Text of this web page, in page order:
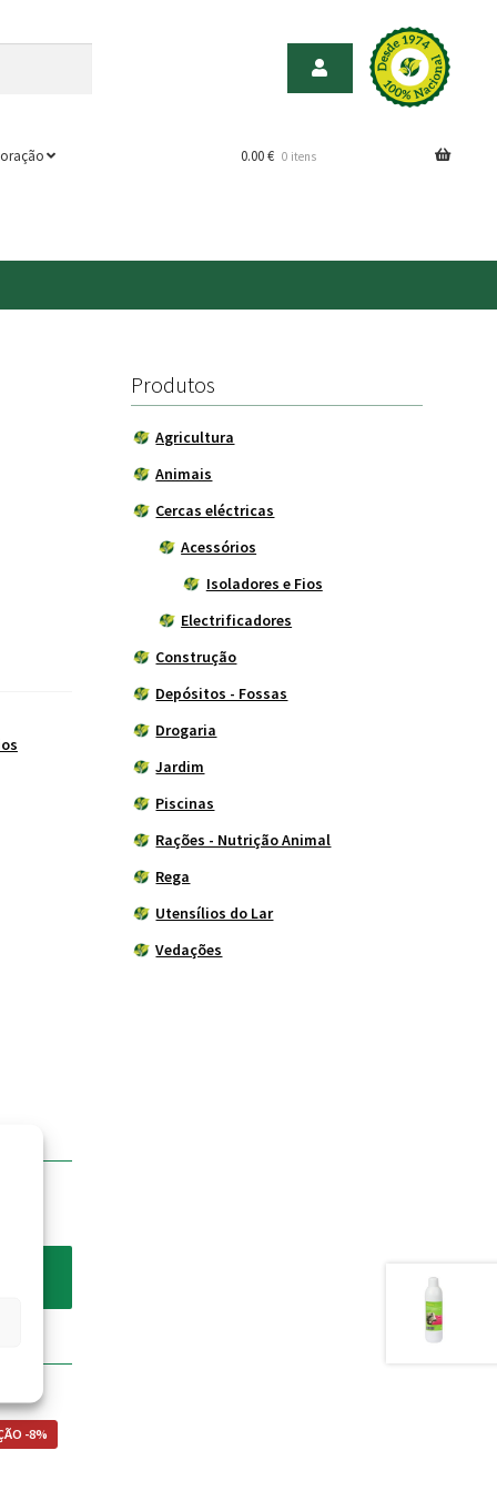
0.00€ 0 itens
-8%
Produtos
Agricultura
Animais
Cercas eléctricas
Acessórios
Isoladores e Fios
Electrificadores
Construção
Depósitos - Fossas
Drogaria
Jardim
Piscinas
Rações - Nutrição Animal
Rega
Utensílios do Lar
Vedações